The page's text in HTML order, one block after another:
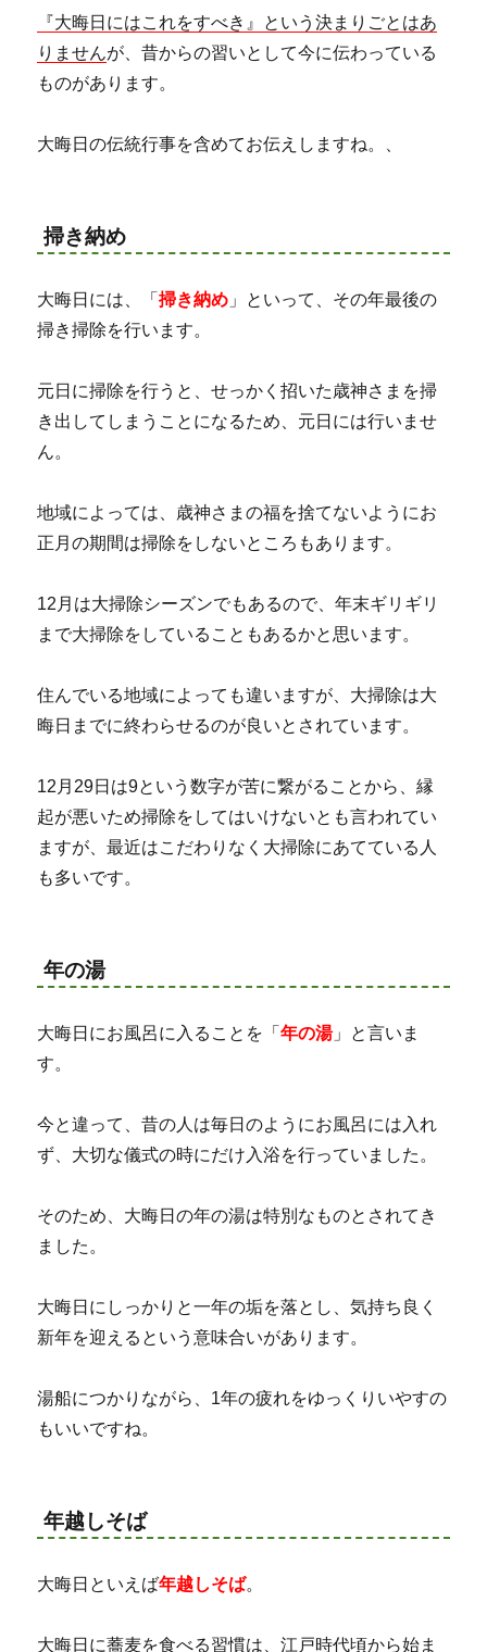
『大晦日にはこれをすべき』という決まりごとはあ
りませんが、昔からの習いとして今に伝わっている
ものがあります。
大晦日の伝統行事を含めてお伝えしますね。、
掃き納め
大晦日には、「掃き納め 」といって、その年最後の
掃き掃除を行います。
元日に掃除を行うと、せっかく招いた歳神さまを掃
き出してしまうことになるため、元日には行いませ
ん。
地域によっては、歳神さまの福を捨てないようにお
正月の期間は掃除をしないところもあります。
12月は大掃除シーズンでもあるので、年末ギリギリ
まで大掃除をしていることもあるかと思います。
住んでいる地域によっても違いますが、大掃除は大
晦日までに終わらせるのが良いとされています。
12月29日は9という数字が苦に繋がることから、縁
起が悪いため掃除をしてはいけないとも言われてい
ますが、最近はこだわりなく大掃除にあてている人
も多いです。
年の湯
大晦日にお風呂に入ることを「年の湯」と言いま
す。
今と違って、昔の人は毎日のようにお風呂には入れ
ず、大切な儀式の時にだけ入浴を行っていました。
そのため、大晦日の年の湯は特別なものとされてき
ました。
大晦日にしっかりと一年の垢を落とし、気持ち良く
新年を迎えるという意味合いがあります。
湯船につかりながら、1年の疲れをゆっくりいやすの
もいいですね。
年越しそば
大晦日といえば年越しそば。
大晦日に蕎麦を食べる習慣は、江戸時代頃から始ま